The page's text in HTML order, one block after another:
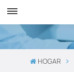
HOGAR